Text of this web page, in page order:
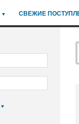
СВЕЖИЕ